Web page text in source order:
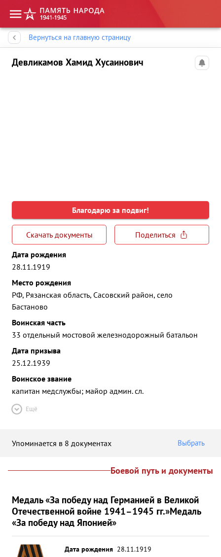
Вернуться на главную страницу
Девликамов Хамид Хусаинович
Благодарю за подвиг!
Скачать документы
Поделиться
Дата рождения
28.11.1919
Место рождения
РФ, Рязанская область, Сасовский район, село
Бастаново
Воинская часть
33 отдельный мостовой железнодорожный батальон
Дата призыва
25.12.1939
Воинское звание
капитан медслужбы; майор админ. сл.
Ещё
Упоминается в 8 документах Выбрать
Боевой путь и документы
Медаль «За победу над Германией в Великой
Отечественной войне 1941–1945 гг.»Медаль
«За победу над Японией»
Дата рождения 28.11.1919
Память народа